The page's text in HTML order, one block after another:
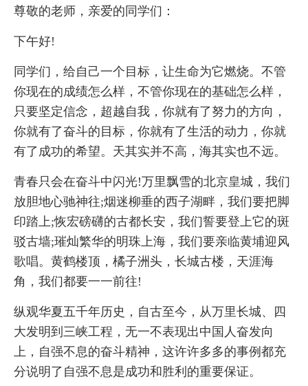
尊敬的老师，亲爱的同学们：
下午好!
同学们，给自己一个目标，让生命为它燃烧。不管
你现在的成绩怎么样，不管你现在的基础怎么样，
只要坚定信念，超越自我，你就有了努力的方向，
你就有了奋斗的目标，你就有了生活的动力，你就
有了成功的希望。天其实并不高，海其实也不远。
青春只会在奋斗中闪光!万里飘雪的北京皇城，我们
放胆地心驰神往;烟迷柳垂的西子湖畔，我们要把脚
印踏上;恢宏磅礴的古都长安，我们誓要登上它的斑
驳古墙;璀灿繁华的明珠上海，我们要亲临黄埔迎风
歌唱。黄鹤楼顶，橘子洲头，长城古楼，天涯海
角，我们都要一一前往!
纵观华夏五千年历史，自古至今，从万里长城、四
大发明到三峡工程，无一不表现出中国人奋发向
上，自强不息的奋斗精神，这许许多多的事例都充
分说明了自强不息是成功和胜利的重要保证。